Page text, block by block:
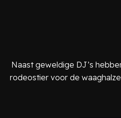
Naast geweldige DJ’s
rodeostier voor de